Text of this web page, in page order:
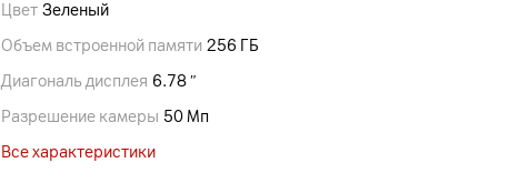
Цвет Зеленый
Объем встроенной памяти 256 ГБ
Диагональ дисплея 6.78 ″
Разрешение камеры 50 Мп
Все характеристики